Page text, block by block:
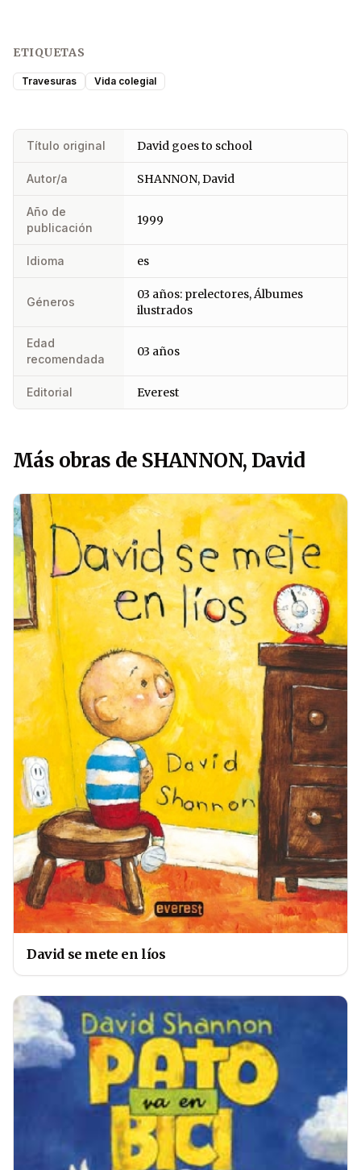
ETIQUETAS
Travesuras Vida colegial
Título original David goes to school
Autor/a SHANNON, David
Año de
publicación
1999
Idioma es
Géneros
03 años: prelectores, Álbumes
ilustrados
Edad
recomendada
03 años
Editorial Everest
Más obras de SHANNON, David
David se mete en líos